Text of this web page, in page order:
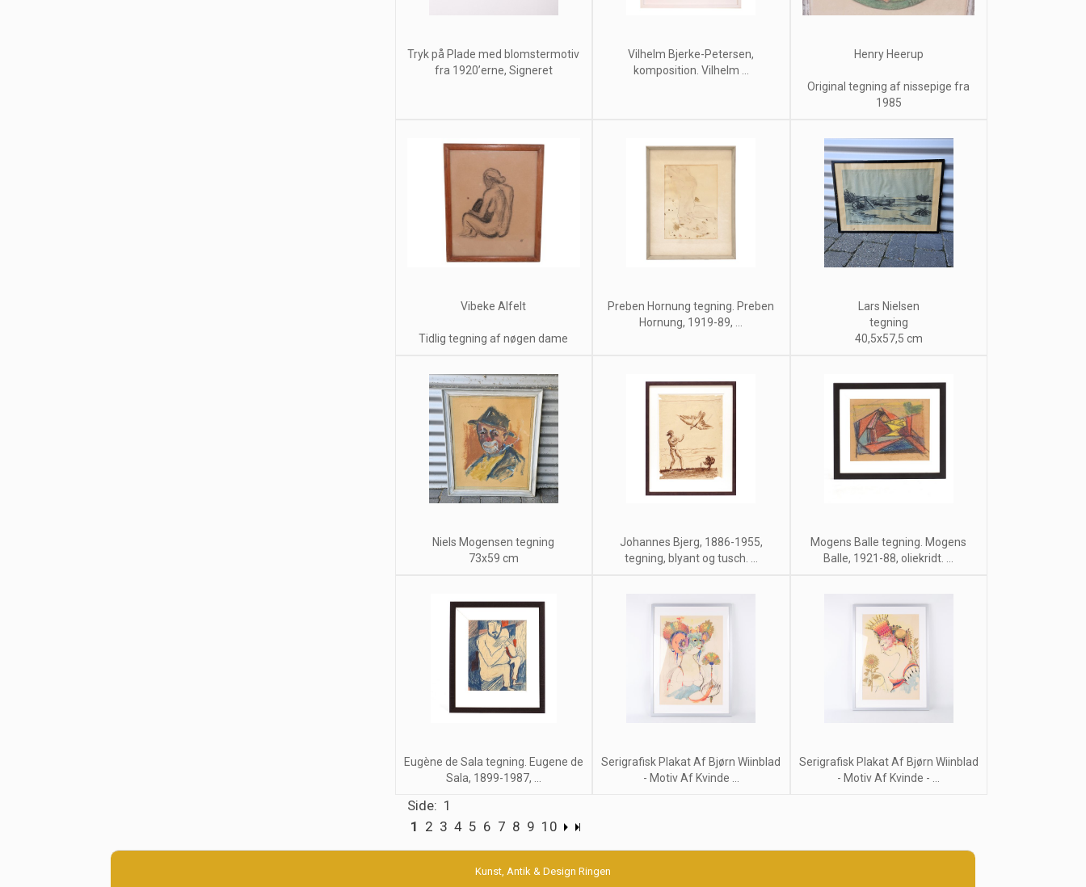
Tryk på Plade med blomstermotiv
fra 1920’erne, Signeret
Vilhelm Bjerke-Petersen,
komposition. Vilhelm ...
Henry Heerup
Original tegning af nissepige fra
1985
Vibeke Alfelt
Tidlig tegning af nøgen dame
Preben Hornung tegning. Preben
Hornung, 1919-89, ...
Lars Nielsen
tegning
40,5x57,5 cm
Niels Mogensen tegning
73x59 cm
Johannes Bjerg, 1886-1955,
tegning, blyant og tusch. ...
Mogens Balle tegning. Mogens
Balle, 1921-88, oliekridt. ...
Eugène de Sala tegning. Eugene de
Sala, 1899-1987, ...
Serigrafisk Plakat Af Bjørn Wiinblad
- Motiv Af Kvinde ...
Serigrafisk Plakat Af Bjørn Wiinblad
- Motiv Af Kvinde - ...
Side: 1
1 2 3 4 5 6 7 8 9 10
Kunst, Antik & Design Ringen